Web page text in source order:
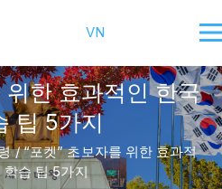
VN
위한 효과적인 한국
팁 5가지
/“포켓” 초보자를 위한 효과적
학습 팁 5가지